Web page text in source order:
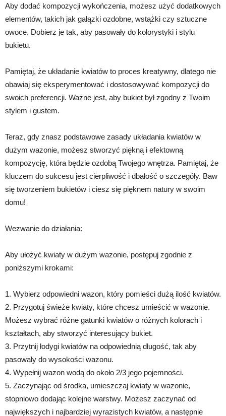
Aby dodać kompozycji wykończenia, możesz użyć dodatkowych
elementów, takich jak gałązki ozdobne, wstążki czy sztuczne
owoce. Dobierz je tak, aby pasowały do kolorystyki i stylu
bukietu.
Pamiętaj, że układanie kwiatów to proces kreatywny, dlatego nie
obawiaj się eksperymentować i dostosowywać kompozycji do
swoich preferencji. Ważne jest, aby bukiet był zgodny z Twoim
stylem i gustem.
Teraz, gdy znasz podstawowe zasady układania kwiatów w
dużym wazonie, możesz stworzyć piękną i efektowną
kompozycję, która będzie ozdobą Twojego wnętrza. Pamiętaj, że
kluczem do sukcesu jest cierpliwość i dbałość o szczegóły. Baw
się tworzeniem bukietów i ciesz się pięknem natury w swoim
domu!
Wezwanie do działania:
Aby ułożyć kwiaty w dużym wazonie, postępuj zgodnie z
poniższymi krokami:
1. Wybierz odpowiedni wazon, który pomieści dużą ilość kwiatów.
2. Przygotuj świeże kwiaty, które chcesz umieścić w wazonie.
Możesz wybrać różne gatunki kwiatów o różnych kolorach i
kształtach, aby stworzyć interesujący bukiet.
3. Przytnij łodygi kwiatów na odpowiednią długość, tak aby
pasowały do wysokości wazonu.
4. Wypełnij wazon wodą do około 2/3 jego pojemności.
5. Zaczynając od środka, umieszczaj kwiaty w wazonie,
stopniowo dodając kolejne warstwy. Możesz zaczynać od
największych i najbardziej wyrazistych kwiatów, a następnie